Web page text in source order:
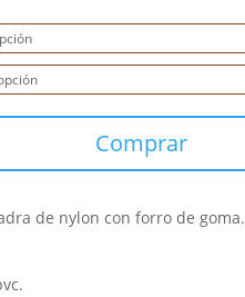
Comprar
de nylon con forro de goma.